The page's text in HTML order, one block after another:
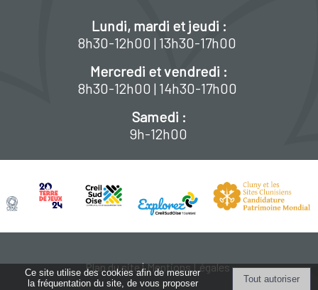
Lundi, mardi et jeudi :
8h30-12h00 | 13h30-17h00
Mercredi et vendredi :
8h30-12h00 | 14h30-17h00
Samedi :
9h-12h00
Plan du site Mentions Légales
Ce site utilise des cookies afin de mesurer
la fréquentation du site, de vous proposer